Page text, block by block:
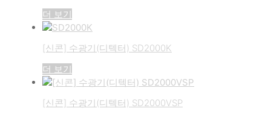
더 보기
[신콘] 수광기(디텍터) SD2000K
더 보기
[신콘] 수광기(디텍터) SD2000VSP